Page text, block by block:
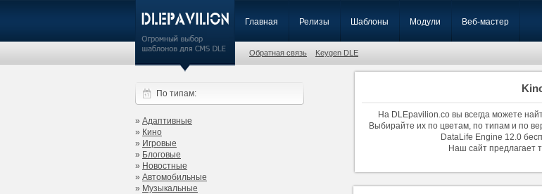
Главная Релизы Шаблоны Модули Веб-мастер
Обратная связь Keygen DLE
По типам:
» Адаптивные
» Кино
» Игровые
» Блоговые
» Новостные
» Автомобильные
» Музыкальные
На DLEpavilion.co вы всегда можете
Выбирайте их по цветам, по типам и по
DataLife Engine 12.0
Наш сайт предлагает